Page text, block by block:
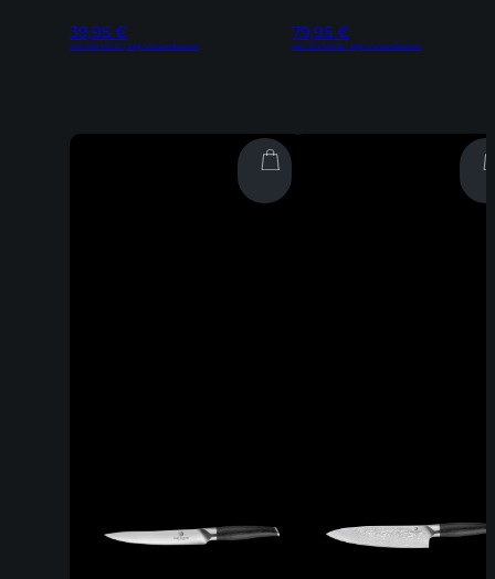
39,95 €
Inkl. 19% MwSt | zzgl. Versandkosten
79,95 €
Inkl. 19% MwSt | zzgl. Versandkosten